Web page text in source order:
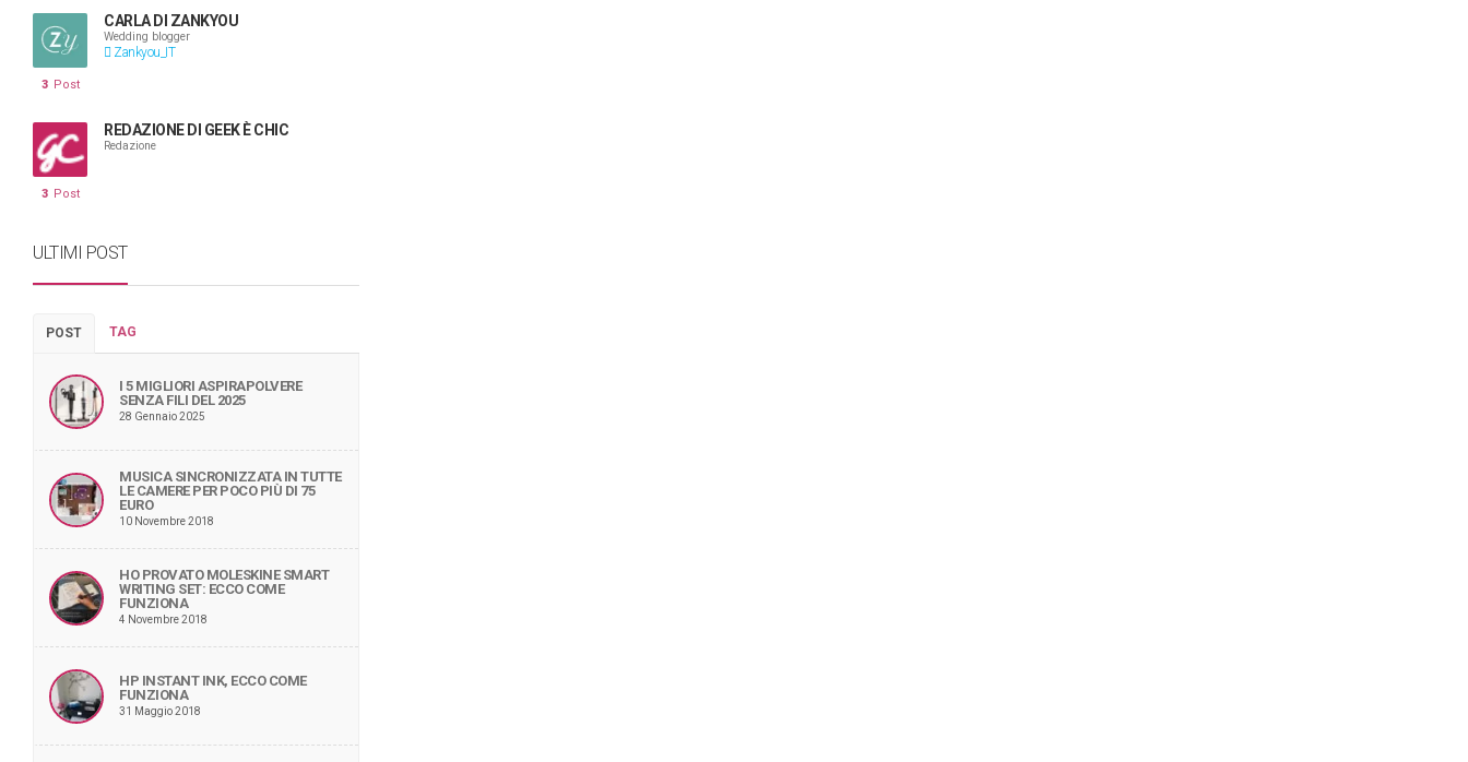
CARLA DI ZANKYOU
Wedding blogger
Zankyou_IT
3 Post
REDAZIONE DI GEEK È CHIC
Redazione
3 Post
ULTIMI POST
POST TAG
I 5 MIGLIORI ASPIRAPOLVERE
SENZA FILI DEL 2025
28 Gennaio 2025
MUSICA SINCRONIZZATA IN TUTTE
LE CAMERE PER POCO PIÙ DI 75
EURO
10 Novembre 2018
HO PROVATO MOLESKINE SMART
WRITING SET: ECCO COME
FUNZIONA
4 Novembre 2018
HP INSTANT INK, ECCO COME
FUNZIONA
31 Maggio 2018